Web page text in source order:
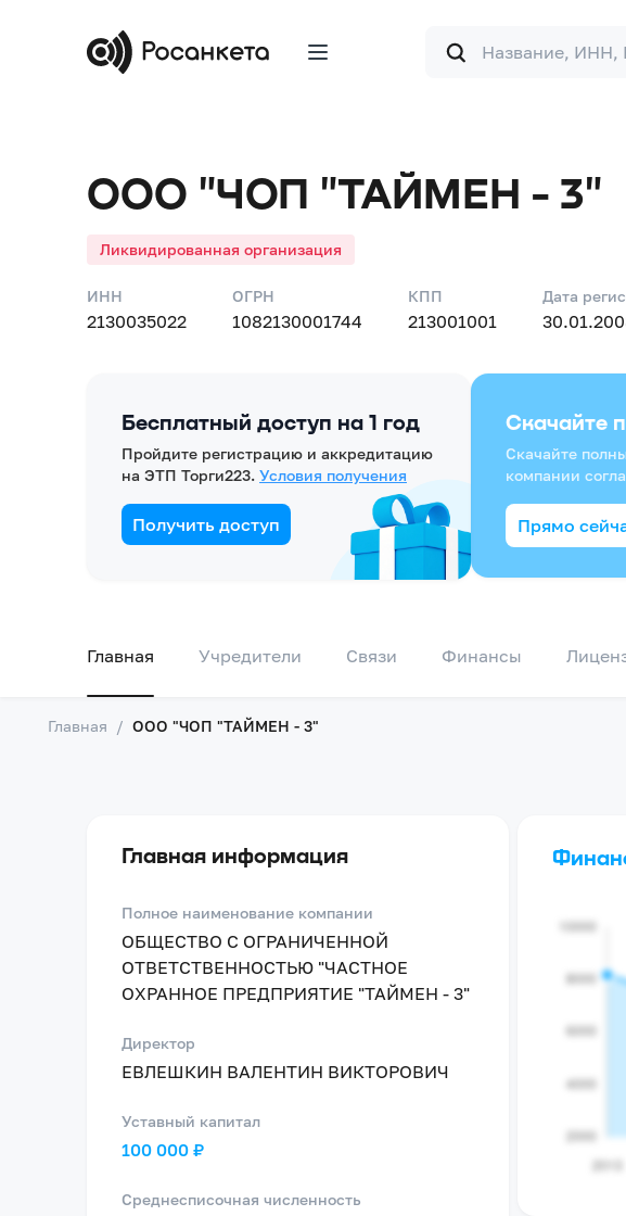
Форма
поиска
ООО "ЧОП "ТАЙМЕН - 3"
Ликвидированная организация
ИНН
2130035022
ОГРН
1082130001744
КПП
213001001
Дата
Бесплатный доступ на 1 год
Пройдите регистрацию и аккредитацию
на ЭТП Торги223. Условия получения
Получить доступ
Скачайте
Скачайте
компании
Прямо
Главная Учредители Связи Финансы
Главная / ООО "ЧОП "ТАЙМЕН - 3"
Главная информация
Полное наименование компании
ОБЩЕСТВО С ОГРАНИЧЕННОЙ
ОТВЕТСТВЕННОСТЬЮ "ЧАСТНОЕ
ОХРАННОЕ ПРЕДПРИЯТИЕ "ТАЙМЕН - 3"
Директор
ЕВЛЕШКИН ВАЛЕНТИН ВИКТОРОВИЧ
Уставный капитал
100 000 ₽
Среднесписочная численность